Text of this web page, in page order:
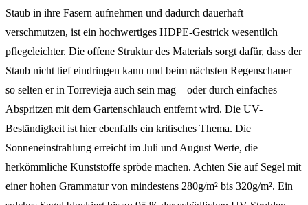
Staub in ihre Fasern aufnehmen und dadurch dauerhaft
verschmutzen, ist ein hochwertiges HDPE-Gestrick wesentlich
pflegeleichter. Die offene Struktur des Materials sorgt dafür, dass der
Staub nicht tief eindringen kann und beim nächsten Regenschauer –
so selten er in Torrevieja auch sein mag – oder durch einfaches
Abspritzen mit dem Gartenschlauch entfernt wird. Die UV-
Beständigkeit ist hier ebenfalls ein kritisches Thema. Die
Sonneneinstrahlung erreicht im Juli und August Werte, die
herkömmliche Kunststoffe spröde machen. Achten Sie auf Segel mit
einer hohen Grammatur von mindestens 280g/m² bis 320g/m². Ein